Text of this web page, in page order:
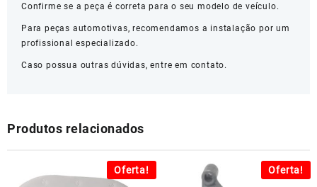
Confirme se a peça é correta para o seu modelo de veículo.
Para peças automotivas, recomendamos a instalação por um
profissional especializado.
Caso possua outras dúvidas, entre em contato.
Produtos relacionados
Oferta! Oferta!